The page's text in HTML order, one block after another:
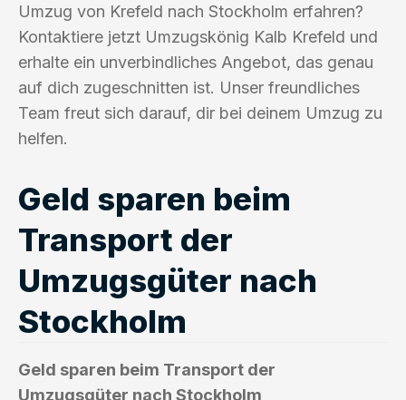
Umzug von Krefeld nach Stockholm erfahren?
Kontaktiere jetzt Umzugskönig Kalb Krefeld und
erhalte ein unverbindliches Angebot, das genau
auf dich zugeschnitten ist. Unser freundliches
Team freut sich darauf, dir bei deinem Umzug zu
helfen.
Geld sparen beim
Transport der
Umzugsgüter nach
Stockholm
Geld sparen beim Transport der
Umzugsgüter nach Stockholm